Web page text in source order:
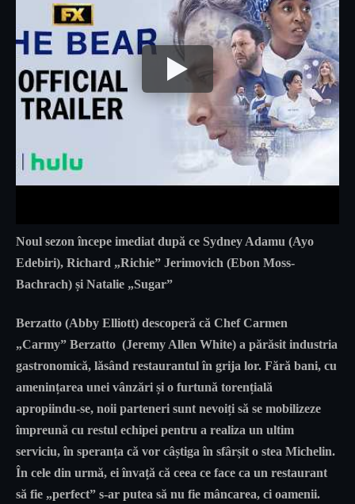
Noul sezon începe imediat după ce Sydney Adamu (Ayo
Edebiri), Richard „Richie” Jerimovich (Ebon Moss-
Bachrach) și Natalie „Sugar”
Berzatto (Abby Elliott) descoperă că Chef Carmen
„Carmy” Berzatto (Jeremy Allen White) a părăsit industria
gastronomică, lăsând restaurantul în grija lor. Fără bani, cu
amenințarea unei vânzări și o furtună torențială
apropiindu-se, noii parteneri sunt nevoiți să se mobilizeze
împreună cu restul echipei pentru a realiza un ultim
serviciu, în speranța că vor câștiga în sfârșit o stea Michelin.
În cele din urmă, ei învață că ceea ce face ca un restaurant
să fie „perfect” s-ar putea să nu fie mâncarea, ci oamenii.